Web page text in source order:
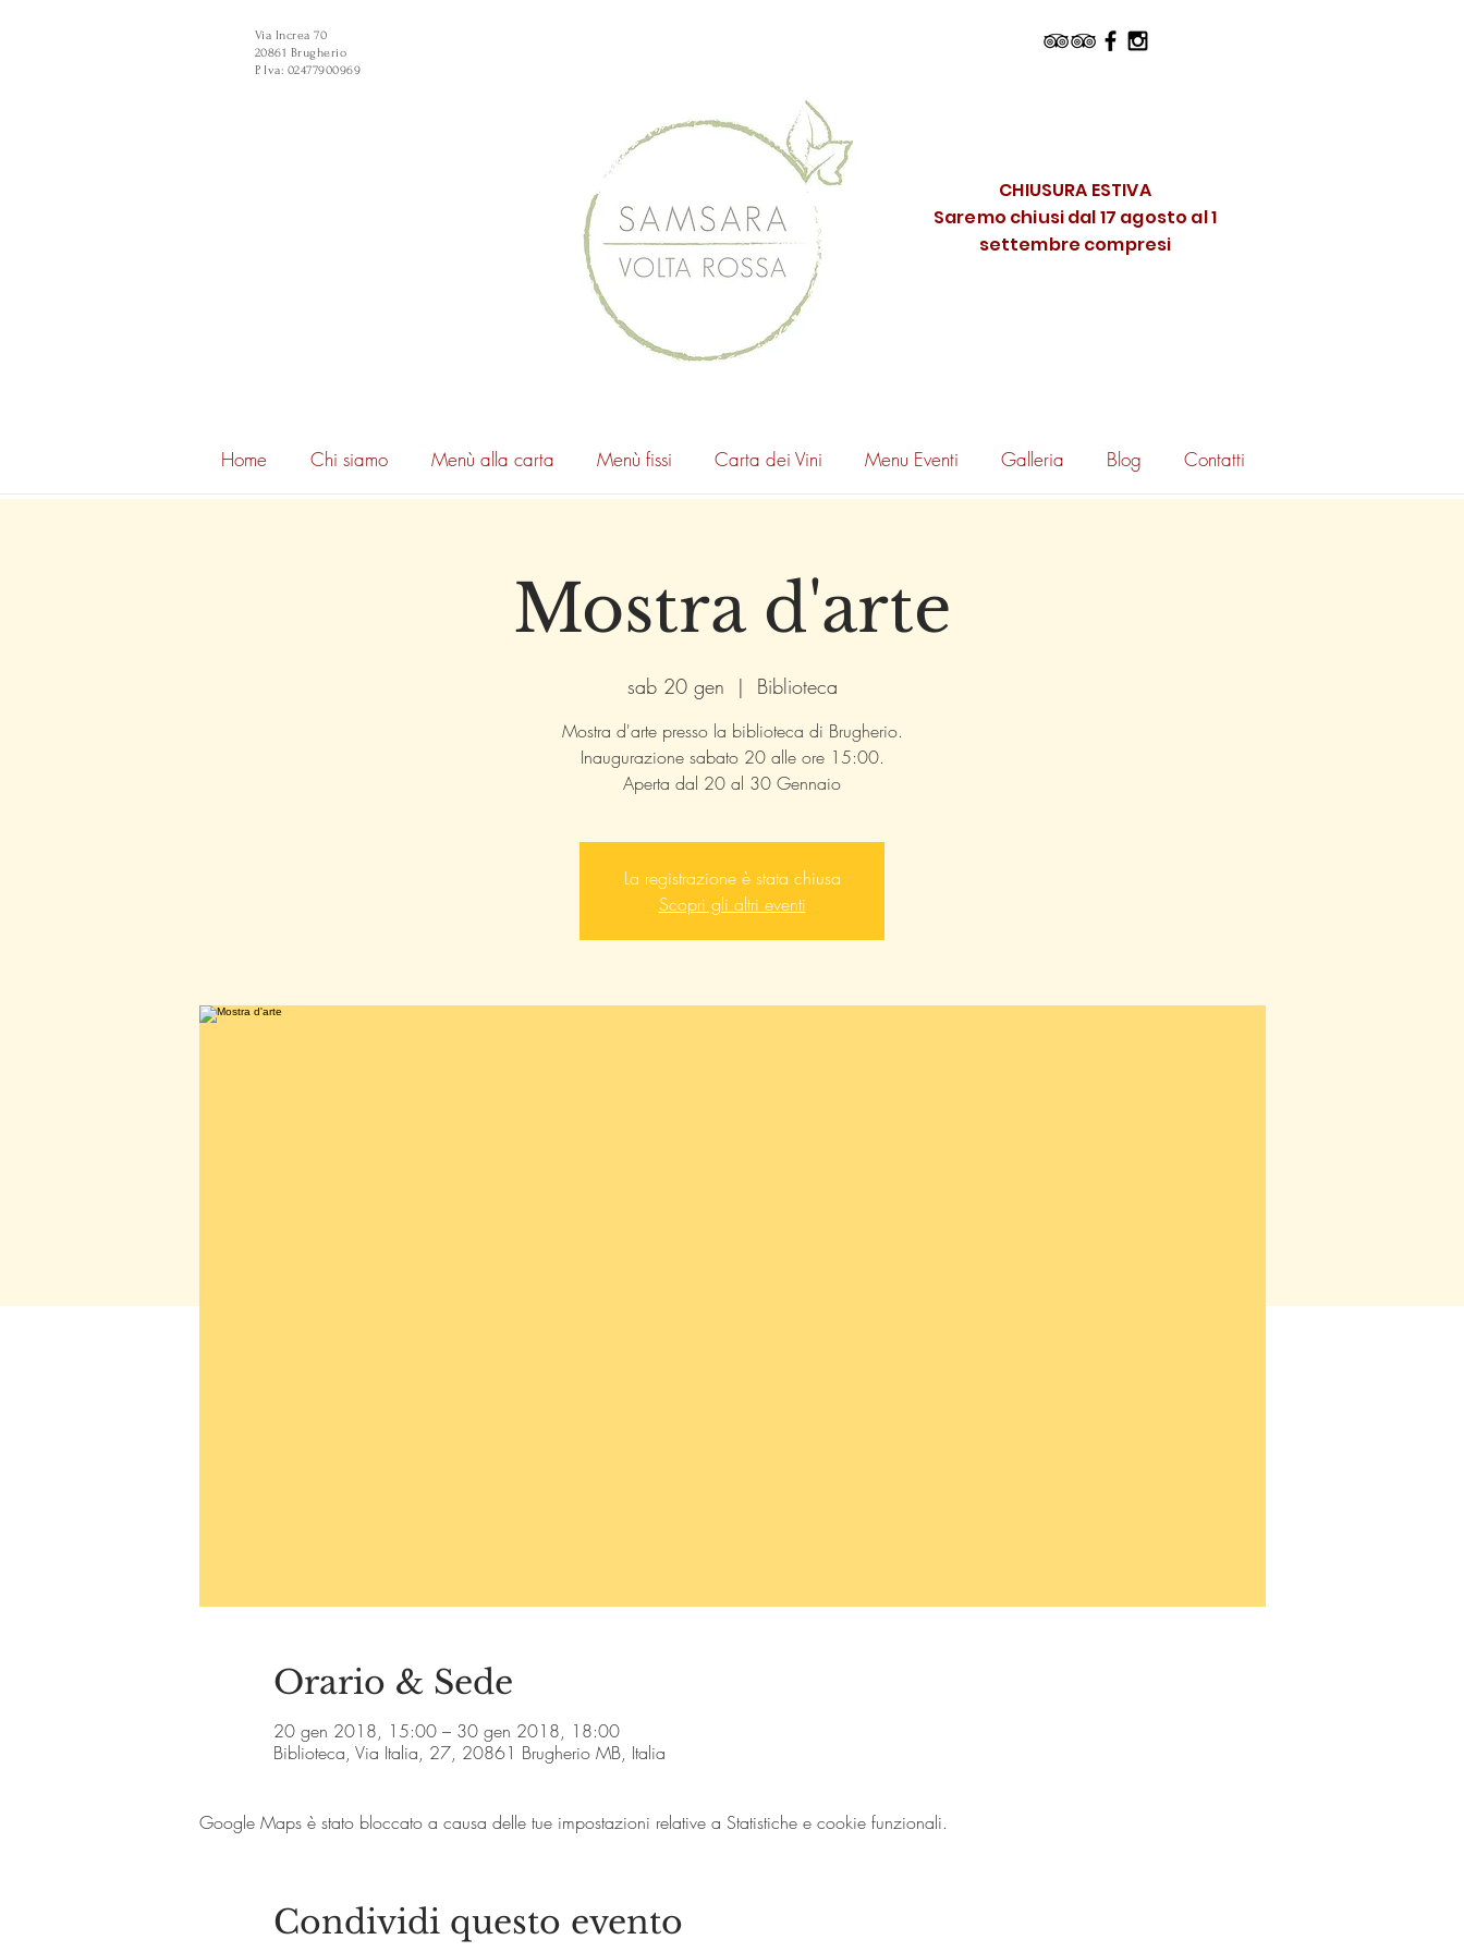
Via Increa 70
20861 Brugherio
P. Iva: 02477900969
CHIUSURA ESTIVA
Saremo chiusi dal 17 agosto al 1
settembre compresi
Home Chi siamo Menù alla carta Menù fissi Carta dei Vini Menu Eventi Galleria Blog Contatti
Mostra d'arte
sab 20 gen
  |
Biblioteca
Mostra d'arte presso la biblioteca di Brugherio.
Inaugurazione sabato 20 alle ore 15:00.
Aperta dal 20 al 30 Gennaio
La registrazione è stata chiusa
Scopri gli altri eventi
Orario & Sede
20 gen 2018, 15:00 – 30 gen 2018, 18:00
Biblioteca, Via Italia, 27, 20861 Brugherio MB, Italia
Google Maps è stato bloccato a causa delle tue impostazioni relative a Statistiche e cookie funzionali.
Condividi questo evento